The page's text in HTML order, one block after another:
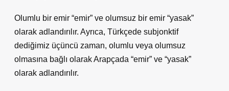
Olumlu bir emir “emir” ve olumsuz bir emir “yasak”
olarak adlandırılır. Ayrıca, Türkçede subjonktif
dediğimiz üçüncü zaman, olumlu veya olumsuz
olmasına bağlı olarak Arapçada “emir” ve “yasak”
olarak adlandırılır.